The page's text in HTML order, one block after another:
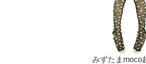
みずたまmoco